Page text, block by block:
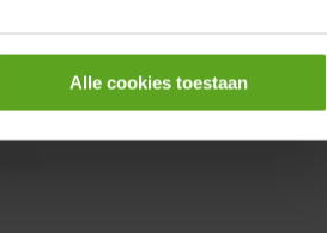
Alle cookies toestaan
0,25KW